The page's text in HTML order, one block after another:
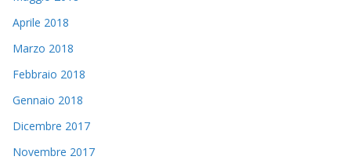
Aprile 2018
Marzo 2018
Febbraio 2018
Gennaio 2018
Dicembre 2017
Novembre 2017